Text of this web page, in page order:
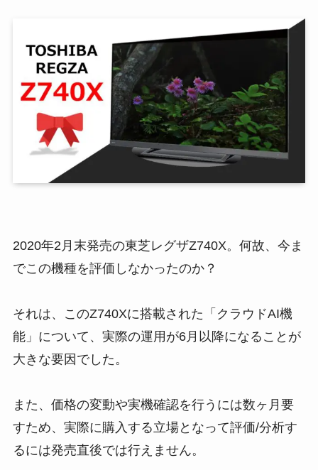
2020年2月末発売の東芝レグザZ740X。何故、 今ま
でこの機種を評価しなかったのか？
それは、このZ740Xに搭載された 「クラウドAI機
能」について、実際の運用が6月以降になることが
大きな要因でした。
また、価格の変動や実機確認を行うには数ヶ月要
すため、 実際に購入する立場となって評価/分析す
るには発売直後では行えません。